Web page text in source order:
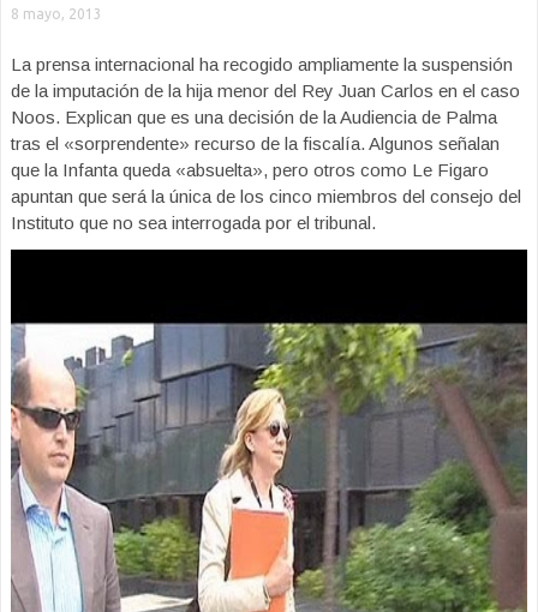
8 mayo, 2013
La prensa internacional ha recogido ampliamente la suspensión
de la imputación de la hija menor del Rey Juan Carlos en el caso
Noos. Explican que es una decisión de la Audiencia de Palma
tras el «sorprendente» recurso de la fiscalía. Algunos señalan
que la Infanta queda «absuelta», pero otros como Le Figaro
apuntan que será la única de los cinco miembros del consejo del
Instituto que no sea interrogada por el tribunal.